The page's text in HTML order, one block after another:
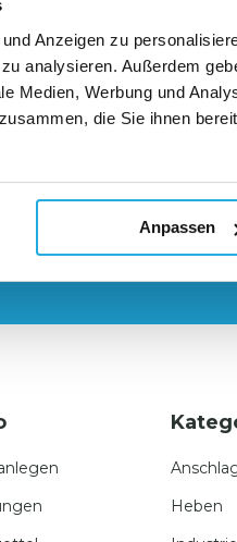
Anzeigen zu
analysieren. Außerdem
Medien, Werbung und
die Sie ihnen
Anpassen
Heben